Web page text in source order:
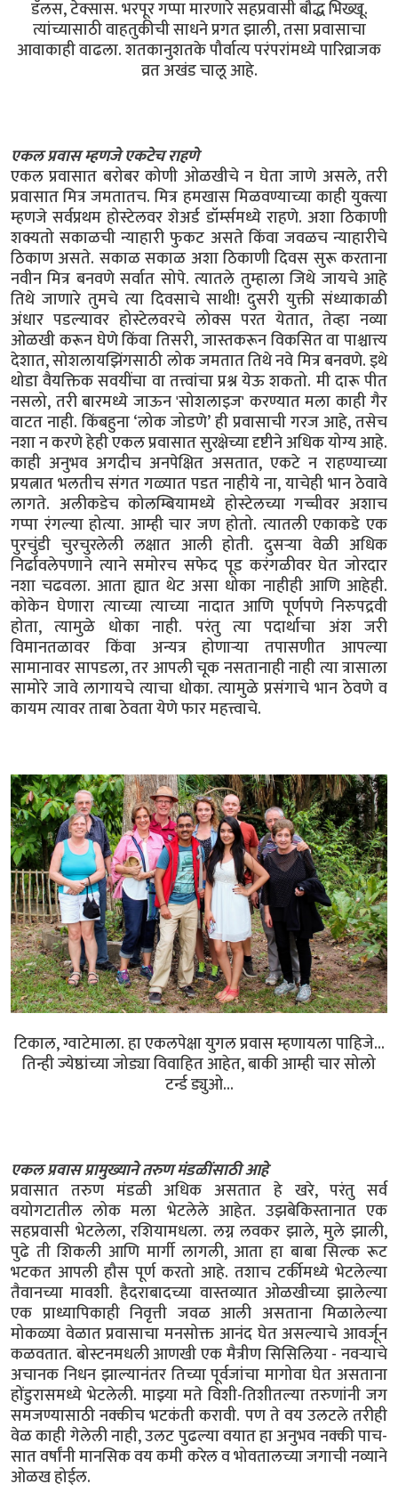
डॅलस, टेक्सास. भरपूर गप्पा मारणारे सहप्रवासी बौद्ध भिख्खू.
त्यांच्यासाठी वाहतुकीची साधने प्रगत झाली, तसा प्रवासाचा
आवाकाही वाढला. शतकानुशतके पौर्वात्य परंपरांमध्ये पारिव्राजक
व्रत अखंड चालू आहे.
एकल प्रवास म्हणजे एकटेच राहणे
एकल प्रवासात बरोबर कोणी ओळखीचे न घेता जाणे असले, तरी
प्रवासात मित्र जमतातच. मित्र हमखास मिळवण्याच्या काही युक्त्या
म्हणजे सर्वप्रथम होस्टेलवर शेअर्ड डॉर्म्समध्ये राहणे. अशा ठिकाणी
शक्यतो सकाळची न्याहारी फुकट असते किंवा जवळच न्याहारीचे
ठिकाण असते. सकाळ सकाळ अशा ठिकाणी दिवस सुरू करताना
नवीन मित्र बनवणे सर्वात सोपे. त्यातले तुम्हाला जिथे जायचे आहे
तिथे जाणारे तुमचे त्या दिवसाचे साथी! दुसरी युक्ती संध्याकाळी
अंधार पडल्यावर होस्टेलवरचे लोक्स परत येतात, तेव्हा नव्या
ओळखी करून घेणे किंवा तिसरी, जास्तकरून विकसित वा पाश्चात्त्य
देशात, सोशलायझिंगसाठी लोक जमतात तिथे नवे मित्र बनवणे. इथे
थोडा वैयक्तिक सवयींचा वा तत्त्वांचा प्रश्न येऊ शकतो. मी दारू पीत
नसलो, तरी बारमध्ये जाऊन 'सोशलाइज' करण्यात मला काही गैर
वाटत नाही. किंबहुना ‘लोक जोडणे’ ही प्रवासाची गरज आहे, तसेच
नशा न करणे हेही एकल प्रवासात सुरक्षेच्या दृष्टीने अधिक योग्य आहे.
काही अनुभव अगदीच अनपेक्षित असतात, एकटे न राहण्याच्या
प्रयत्नात भलतीच संगत गळ्यात पडत नाहीये ना, याचेही भान ठेवावे
लागते. अलीकडेच कोलम्बियामध्ये होस्टेलच्या गच्चीवर अशाच
गप्पा रंगल्या होत्या. आम्ही चार जण होतो. त्यातली एकाकडे एक
पुरचुंडी चुरचुरलेली लक्षात आली होती. दुसऱ्या वेळी अधिक
निर्ढावलेपणाने त्याने समोरच सफेद पूड करंगळीवर घेत जोरदार
नशा चढवला. आता ह्यात थेट असा धोका नाहीही आणि आहेही.
कोकेन घेणारा त्याच्या त्याच्या नादात आणि पूर्णपणे निरुपद्रवी
होता, त्यामुळे धोका नाही. परंतु त्या पदार्थाचा अंश जरी
विमानतळावर किंवा अन्यत्र होणाऱ्या तपासणीत आपल्या
सामानावर सापडला, तर आपली चूक नसतानाही नाही त्या त्रासाला
सामोरे जावे लागायचे त्याचा धोका. त्यामुळे प्रसंगाचे भान ठेवणे व
कायम त्यावर ताबा ठेवता येणे फार महत्त्वाचे.
टिकाल, ग्वाटेमाला. हा एकलपेक्षा युगल प्रवास म्हणायला पाहिजे...
तिन्ही ज्येष्ठांच्या जोड्या विवाहित आहेत, बाकी आम्ही चार सोलो
टर्न्ड ड्युओ...
एकल प्रवास प्रामुख्याने तरुण मंडळींसाठी आहे
प्रवासात तरुण मंडळी अधिक असतात हे खरे, परंतु सर्व
वयोगटातील लोक मला भेटलेले आहेत. उझबेकिस्तानात एक
सहप्रवासी भेटलेला, रशियामधला. लग्न लवकर झाले, मुले झाली,
पुढे ती शिकली आणि मार्गी लागली, आता हा बाबा सिल्क रूट
भटकत आपली हौस पूर्ण करतो आहे. तशाच टर्कीमध्ये भेटलेल्या
तैवानच्या मावशी. हैदराबादच्या वास्तव्यात ओळखीच्या झालेल्या
एक प्राध्यापिकाही निवृत्ती जवळ आली असताना मिळालेल्या
मोकळ्या वेळात प्रवासाचा मनसोक्त आनंद घेत असल्याचे आवर्जून
कळवतात. बोस्टनमधली आणखी एक मैत्रीण सिसिलिया - नवऱ्याचे
अचानक निधन झाल्यानंतर तिच्या पूर्वजांचा मागोवा घेत असताना
होंडुरासमध्ये भेटलेली. माझ्या मते विशी-तिशीतल्या तरुणांनी जग
समजण्यासाठी नक्कीच भटकंती करावी. पण ते वय उलटले तरीही
वेळ काही गेलेली नाही, उलट पुढल्या वयात हा अनुभव नक्की पाच-
सात वर्षांनी मानसिक वय कमी करेल व भोवतालच्या जगाची नव्याने
ओळख होईल.